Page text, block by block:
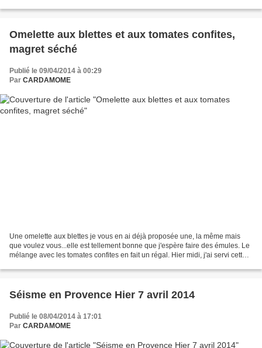
Omelette aux blettes et aux tomates confites,
magret séché
Publié le 09/04/2014 à 00:29
Par CARDAMOME
Une omelette aux blettes je vous en ai déjà proposée une, la même mais
que voulez vous...elle est tellement bonne que j'espère faire des émules. Le
mélange avec les tomates confites en fait un régal. Hier midi, j'ai servi cette
Séisme en Provence Hier 7 avril 2014
Publié le 08/04/2014 à 17:01
Par CARDAMOME